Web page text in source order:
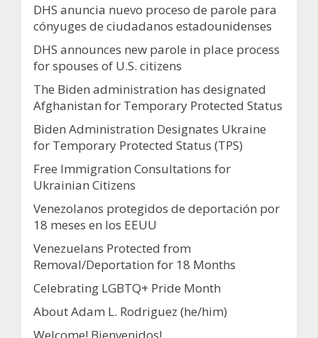
DHS anuncia nuevo proceso de parole para
cónyuges de ciudadanos estadounidenses
DHS announces new parole in place process
for spouses of U.S. citizens
The Biden administration has designated
Afghanistan for Temporary Protected Status
Biden Administration Designates Ukraine
for Temporary Protected Status (TPS)
Free Immigration Consultations for
Ukrainian Citizens
Venezolanos protegidos de deportación por
18 meses en los EEUU
Venezuelans Protected from
Removal/Deportation for 18 Months
Celebrating LGBTQ+ Pride Month
About Adam L. Rodriguez (he/him)